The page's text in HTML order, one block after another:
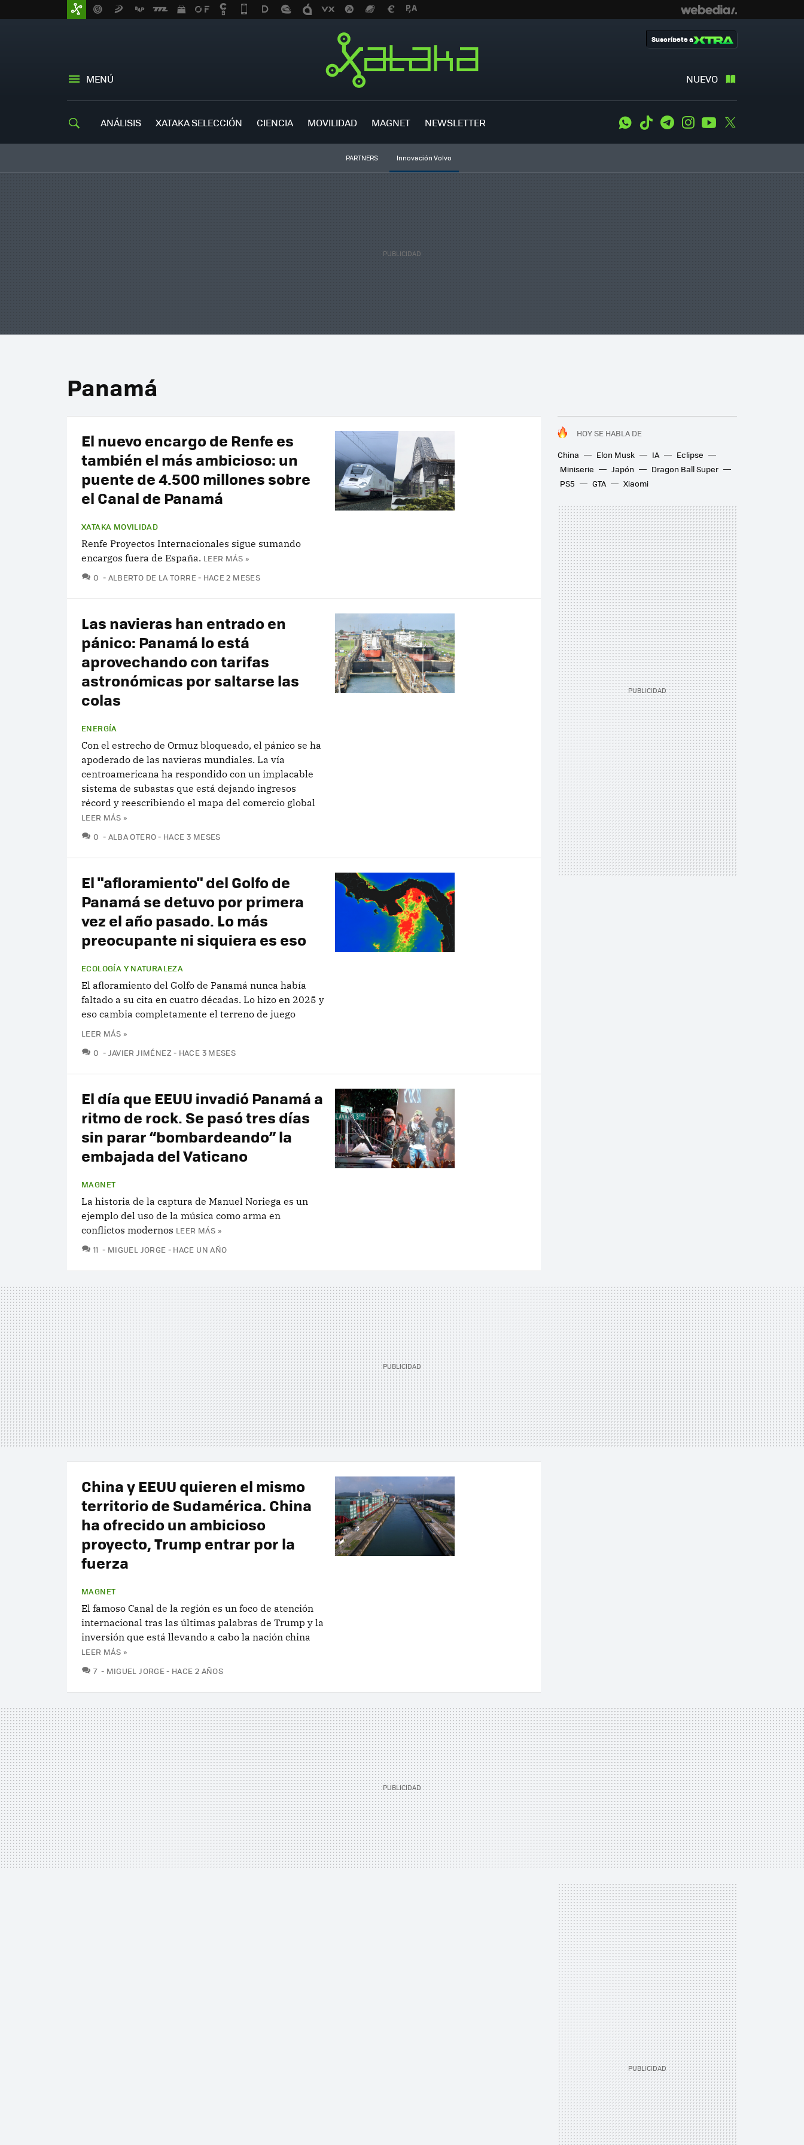
MENÚ NUEVO
Suscríbete a
ANÁLISIS XATAKA SELECCIÓN CIENCIA MOVILIDAD MAGNET NEWSLETTER WhatsApp
Tiktok TelegramInstagramYoutube
PARTNERS Innovación Volvo
Panamá
HOY SE HABLA DE
China
Elon Musk IA
Eclipse
Miniserie
Japón
Dragon Ball Super
PS5
GTA Xiaomi
El nuevo encargo de Renfe es
también el más ambicioso: un
puente de 4.500 millones sobre
el Canal de Panamá
XATAKA MOVILIDAD
Renfe Proyectos Internacionales sigue sumando
encargos fuera de España. LEER MÁS »
0 COMENTARIOS
ALBERTO DE LA TORRE HACE 2 MESES
Las navieras han entrado en
pánico: Panamá lo está
aprovechando con tarifas
astronómicas por saltarse las
colas
ENERGÍA
Con el estrecho de Ormuz bloqueado, el pánico se ha
apoderado de las navieras mundiales. La vía
centroamericana ha respondido con un implacable
sistema de subastas que está dejando ingresos
récord y reescribiendo el mapa del comercio global
LEER MÁS »
0 COMENTARIOS
ALBA OTERO HACE 3 MESES
El "afloramiento" del Golfo de
Panamá se detuvo por primera
vez el año pasado. Lo más
preocupante ni siquiera es eso
ECOLOGÍA Y NATURALEZA
El afloramiento del Golfo de Panamá nunca había
faltado a su cita en cuatro décadas. Lo hizo en 2025 y
eso cambia completamente el terreno de juego
LEER MÁS »
0 COMENTARIOS
JAVIER JIMÉNEZ HACE 3 MESES
El día que EEUU invadió Panamá a
ritmo de rock. Se pasó tres días
sin parar “bombardeando” la
embajada del Vaticano
MAGNET
La historia de la captura de Manuel Noriega es un
ejemplo del uso de la música como arma en
conflictos modernos LEER MÁS »
11 COMENTARIOS
MIGUEL JORGE HACE UN AÑO
China y EEUU quieren el mismo
territorio de Sudamérica. China
ha ofrecido un ambicioso
proyecto, Trump entrar por la
fuerza
MAGNET
El famoso Canal de la región es un foco de atención
internacional tras las últimas palabras de Trump y la
inversión que está llevando a cabo la nación china
LEER MÁS »
7 COMENTARIOS
MIGUEL JORGE HACE 2 AÑOS